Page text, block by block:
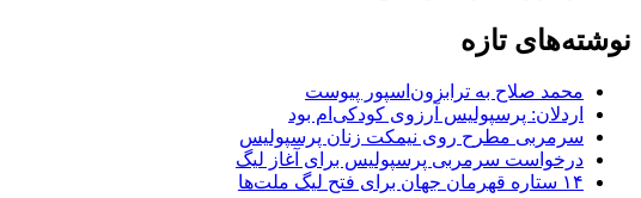
نوشته‌های تازه
محمد صلاح به ترابزون‌اسپور پیوست
اردلان: پرسپولیس آرزوی کودکی‌ام بود
سرمربی مطرح روی نیمکت زنان پرسپولیس
درخواست سرمربی پرسپولیس برای آغاز لیگ
۱۴ ستاره قهرمان جهان برای فتح لیگ ملت‌ها